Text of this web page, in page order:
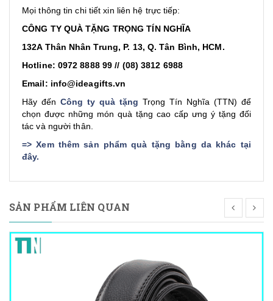
Mọi thông tin chi tiết xin liên hệ trực tiếp:
CÔNG TY QUÀ TẶNG TRỌNG TÍN NGHĨA
132A Thân Nhân Trung, P. 13, Q. Tân Bình, HCM.
Hotline: 0972 8888 99 // (08) 3812 6988
Email: info@ideagifts.vn
Hãy đến Công ty quà tặng Trọng Tín Nghĩa (TTN) để
chọn được những món quà tặng cao cấp ưng ý tặng đối
tác và người thân.
=>Xem thêm sản phẩm quà tặng bằng da khác tại
đây.
SẢN PHẨM LIÊN QUAN